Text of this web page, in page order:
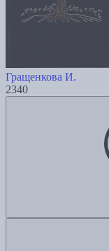
Гращенкова И.
2340